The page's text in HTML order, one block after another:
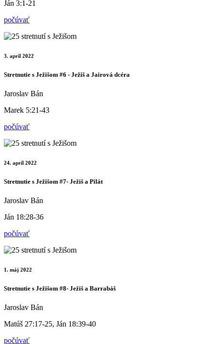
Ján 3:1-21
počúvať
3. apríl 2022
Stretnutie s Ježišom #6 - Ježiš a Jairová dcéra
Jaroslav Bán
Marek 5:21-43
počúvať
24. apríl 2022
Stretnutie s Ježišom #7- Ježiš a Pilát
Jaroslav Bán
Ján 18:28-36
počúvať
1. máj 2022
Stretnutie s Ježišom #8- Ježiš a Barrabáš
Jaroslav Bán
Matúš 27:17-25, Ján 18:39-40
počúvať